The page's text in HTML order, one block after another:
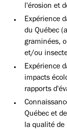
l'érosion et
Expérience
du Québec
graminées,
et/ou
Expérience
impacts
rapports
Québec et
la qualité de